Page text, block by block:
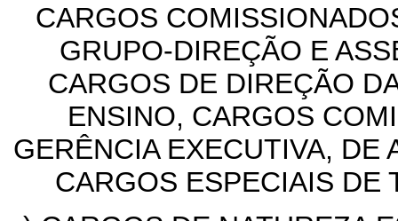
CARGOS
GRUPO-DIREÇÃO E
CARGOS DE DIREÇÃO
ENSINO, CARGOS
GERÊNCIA EXECUTIVA, DE
CARGOS ESPECIAIS DE